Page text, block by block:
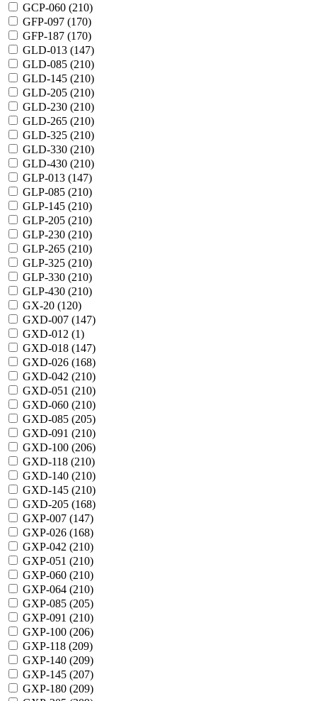
GCP-060 (210)
GFP-097 (170)
GFP-187 (170)
GLD-013 (147)
GLD-085 (210)
GLD-145 (210)
GLD-205 (210)
GLD-230 (210)
GLD-265 (210)
GLD-325 (210)
GLD-330 (210)
GLD-430 (210)
GLP-013 (147)
GLP-085 (210)
GLP-145 (210)
GLP-205 (210)
GLP-230 (210)
GLP-265 (210)
GLP-325 (210)
GLP-330 (210)
GLP-430 (210)
GX-20 (120)
GXD-007 (147)
GXD-012 (1)
GXD-018 (147)
GXD-026 (168)
GXD-042 (210)
GXD-051 (210)
GXD-060 (210)
GXD-085 (205)
GXD-091 (210)
GXD-100 (206)
GXD-118 (210)
GXD-140 (210)
GXD-145 (210)
GXD-205 (168)
GXP-007 (147)
GXP-026 (168)
GXP-042 (210)
GXP-051 (210)
GXP-060 (210)
GXP-064 (210)
GXP-085 (205)
GXP-091 (210)
GXP-100 (206)
GXP-118 (209)
GXP-140 (209)
GXP-145 (207)
GXP-180 (209)